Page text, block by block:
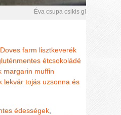
Éva csupa csikis gluténmentes
Doves farm lisztkeverék
étcsokoládé
margarin muffin
lekvár tojás uzsonna és
édességek